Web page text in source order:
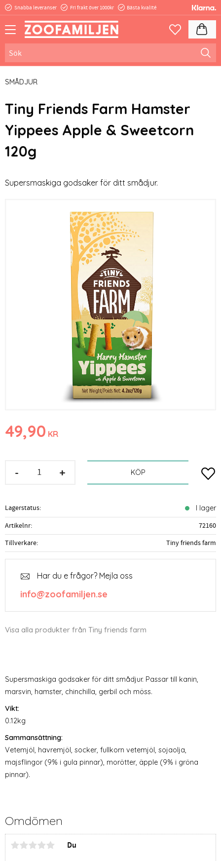
Snabba leveranser Fri frakt över 1000kr Bästa kvalité
Favoriter
SMÅDJUR
Tiny Friends Farm Hamster
Yippees Apple & Sweetcorn
120g
Supersmaskiga godsaker för ditt smådjur.
49,90 KR
+
- KÖP
Lagerstatus I lager
Artikelnr
72160
Tillverkare
Tiny friends farm
Har du e frågor? Mejla oss
info@zoofamiljen.se
Visa alla produkter från Tiny friends farm
Supersmaskiga godsaker för ditt smådjur. Passar till kanin,
marsvin, hamster, chinchilla, gerbil och möss.
Vikt:
0.12kg
Sammansättning:
Vetemjöl, havremjöl, socker, fullkorn vetemjöl, sojaolja,
majsflingor (9% i gula pinnar), morötter, äpple (9% i gröna
pinnar).
Omdömen
Du